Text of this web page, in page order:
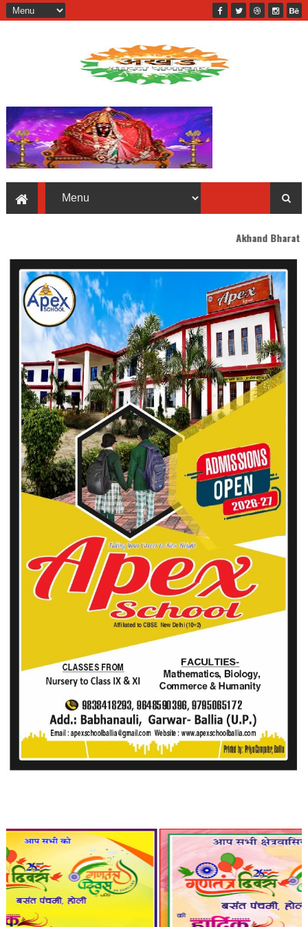
Akhand Bharat welcomes you